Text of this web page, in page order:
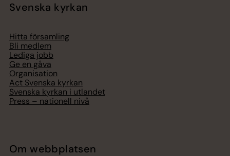
Svenska kyrkan
Hitta församling
Bli medlem
Lediga jobb
Ge en gåva
Organisation
Act Svenska kyrkan
Svenska kyrkan i utlandet
Press – nationell nivå
Om webbplatsen